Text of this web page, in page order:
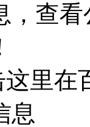
，查
里在
息